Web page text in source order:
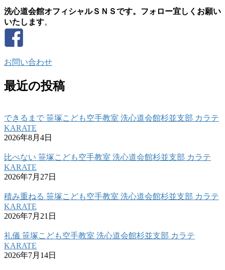
洗心道会館オフィシャルＳＮＳです。フォロー宜しくお願い
いたします。
お問い合わせ
最近の投稿
できるまで 笹塚こども空手教室 洗心道会館杉並支部 カラテ
KARATE
2026年8月4日
比べない 笹塚こども空手教室 洗心道会館杉並支部 カラテ
KARATE
2026年7月27日
積み重ねる 笹塚こども空手教室 洗心道会館杉並支部 カラテ
KARATE
2026年7月21日
礼儀 笹塚こども空手教室 洗心道会館杉並支部 カラテ
KARATE
2026年7月14日